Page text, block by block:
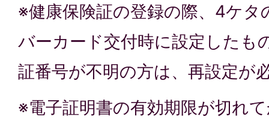
※健康保険証の登録の際、4ケタ
バーカード交付時に設定したも
証番号が不明の方は、再設定が
※電子証明書の有効期限が切れ